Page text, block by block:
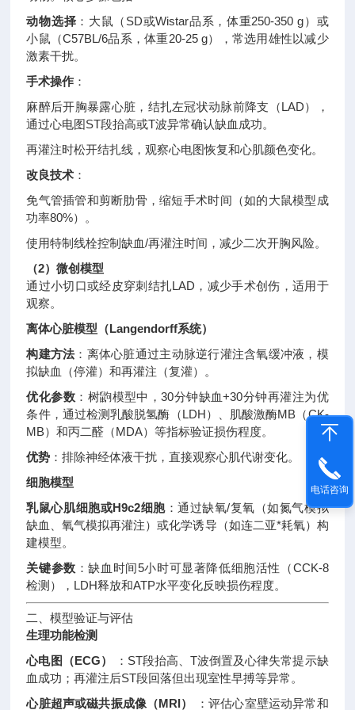
动物选择 ：大鼠（SD或Wistar品系，体重250-350 g）或
小鼠（C57BL/6品系，体重20-25 g），常选用雄性以减少
激素干扰。
手术操作 ：
麻醉后开胸暴露心脏，结扎左冠状动脉前降支（LAD），
通过心电图ST段抬高或T波异常确认缺血成功。
再灌注时松开结扎线，观察心电图恢复和心肌颜色变化。
改良技术 ：
免气管插管和剪断肋骨，缩短手术时间（如的大鼠模型成
功率80%）。
使用特制线栓控制缺血/再灌注时间，减少二次开胸风险。
（2）微创模型
通过小切口或经皮穿刺结扎LAD，减少手术创伤，适用于
观察。
离体心脏模型（Langendorff系统）
构建方法：离体心脏通过主动脉逆行灌注含氧缓冲液，模
拟缺血（停灌）和再灌注（复灌）。
优化参数 ：树鼩模型中，30分钟缺血+30分钟再灌注为优
条件，通过检测乳酸脱氢酶（LDH）、肌酸激酶MB（CK-
MB）和丙二醛（MDA）等指标验证损伤程度。
优势 ：排除神经体液干扰，直接观察心肌代谢变化。
细胞模型
乳鼠心肌细胞或H9c2细胞：通过缺氧/复氧（如氮气模拟
缺血、氧气模拟再灌注）或化学诱导（如连二亚*耗氧）构
建模型。
关键参数 ：缺血时间5小时可显著降低细胞活性（CCK-8
检测），LDH释放和ATP水平变化反映损伤程度。
二、模型验证与评估
生理功能检测
心电图（ECG）
：ST段抬高、T波倒置及心律失常提示缺
血成功；再灌注后ST段回落但出现室性早搏等异常 。
心脏超声或磁共振成像（MRI）
：评估心室壁运动异常和
电话咨询